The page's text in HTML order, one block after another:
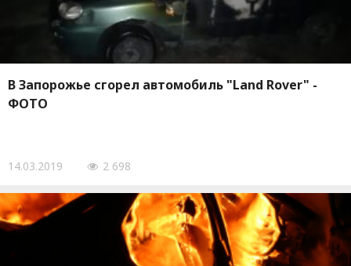
В Запорожье сгорел автомобиль "Land Rover" -
ФОТО
14.03.2019 2 698